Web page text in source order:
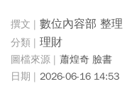
數位內容部 整理
理財
蕭煌奇 臉書
2026-06-16 14:53